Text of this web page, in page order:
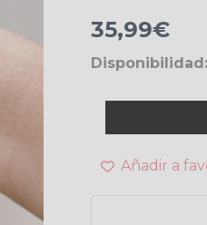
35,99€
Disponibilidad:
Añadir a